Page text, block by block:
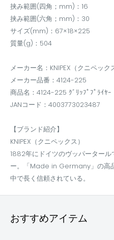
挟み範囲(四角；mm)：16
挟み範囲(六角；mm)：30
サイズ(mm)：67×18×225
質量(g)：504
メーカー名：KNIPEX（クニペック
メーカー品番：4124-225
商品名：4124-225 ｸﾞﾘｯﾌﾟﾌﾟﾗｲﾔｰ
JANコード：4003773023487
【ブランド紹介】
KNIPEX（クニペックス）
1882年にドイツのヴッパーター
ー。「Made in Germany」の高
中で長く信頼されている。
おすすめアイテム